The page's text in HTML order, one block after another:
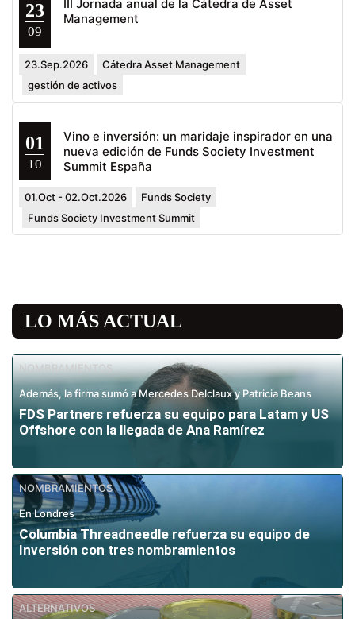
23
09
III Jornada anual de la Cátedra de Asset
Management
23.Sep.2026
Cátedra Asset Management
gestión de activos
01
10
Vino e inversión: un maridaje inspirador en una
nueva edición de Funds Society Investment
Summit España
01.Oct - 02.Oct.2026
Funds Society
Funds Society Investment Summit
LO MÁS ACTUAL
NOMBRAMIENTOS
Además, la firma sumó a Mercedes Delclaux y Patricia Beans
FDS Partners refuerza su equipo para Latam y US
Offshore con la llegada de Ana Ramírez
NOMBRAMIENTOS
En Londres
Columbia Threadneedle refuerza su equipo de
Inversión con tres nombramientos
ALTERNATIVOS